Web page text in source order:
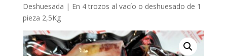
Deshuesada | En 4 trozos al vacío o deshuesado de 1
pieza 2,5Kg